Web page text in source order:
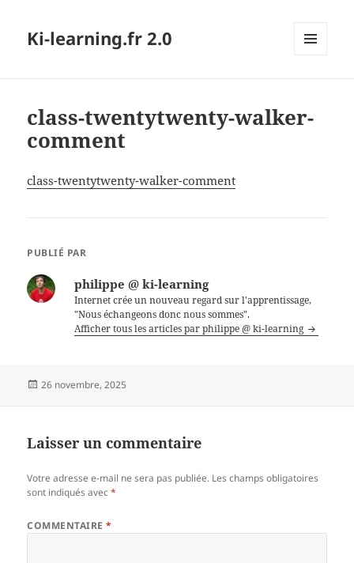
Ki-learning.fr 2.0
class-twentytwenty-walker-
comment
class-twentytwenty-walker-comment
PUBLIÉ PAR
philippe @ ki-learning
Internet crée un nouveau regard sur l'apprentissage,
"Nous échangeons donc nous sommes".
Afficher tous les articles par philippe @ ki-learning
Publié
26 novembre, 2025
Laisser un commentaire
Votre adresse e-mail ne sera pas publiée. Les champs obligatoires
sont indiqués avec*
COMMENTAIRE*